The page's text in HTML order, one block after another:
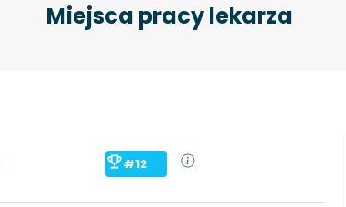
Miejsca pracy lekarza
#12